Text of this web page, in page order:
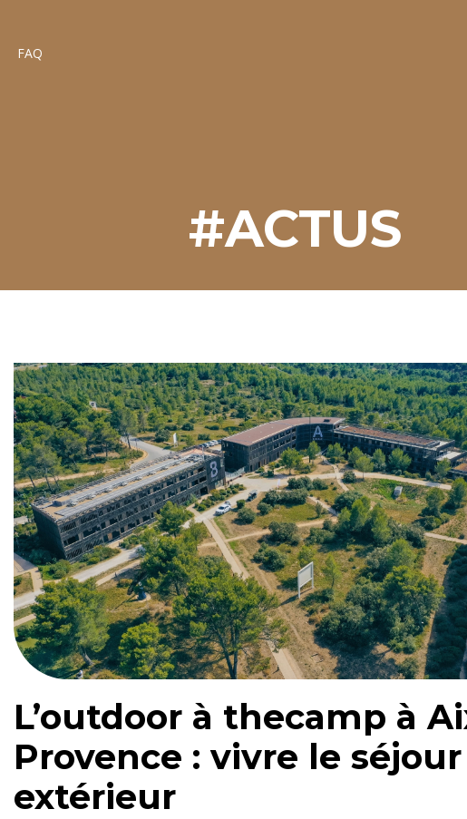
FAQ
#ACTUS
L’outdoor à thecamp à
Provence : vivre le
extérieur